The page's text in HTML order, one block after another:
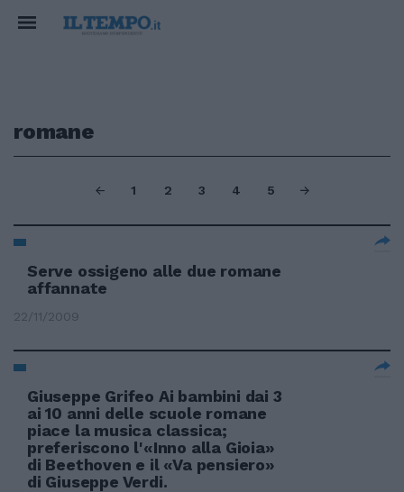
romane
1 2 3 4 5
Serve ossigeno alle due romane
affannate
22/11/2009
Giuseppe Grifeo Ai bambini dai 3
ai 10 anni delle scuole romane
piace la musica classica;
preferiscono l'«Inno alla Gioia»
di Beethoven e il «Va pensiero»
di Giuseppe Verdi.